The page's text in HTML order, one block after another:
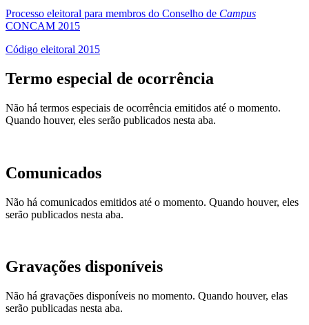
Processo eleitoral para membros do Conselho de Campus
CONCAM 2015
Código eleitoral 2015
Termo especial de ocorrência
Não há termos especiais de ocorrência emitidos até o momento.
Quando houver, eles serão publicados nesta aba.
Comunicados
Não há comunicados emitidos até o momento. Quando houver, eles
serão publicados nesta aba.
Gravações disponíveis
Não há gravações disponíveis no momento. Quando houver, elas
serão publicadas nesta aba.